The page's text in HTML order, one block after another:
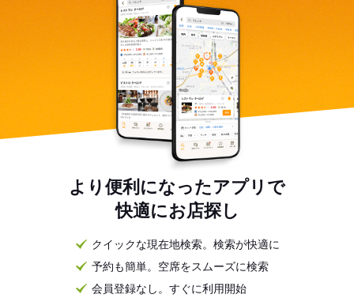
より便利になったアプリで
快適にお店探し
クイックな現在地検索。検索が快適に
予約も簡単。空席をスムーズに検索
会員登録なし。すぐに利用開始